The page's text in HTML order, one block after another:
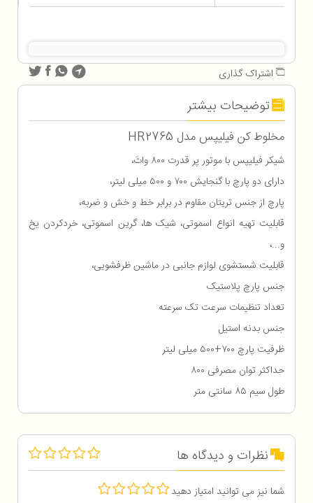
اشتراک گذاری
توضیحات بیشتر
مخلوط کن فیلیپس مدل HR2765
شیکر فیلیپس با موتور پر قدرت ۸۰۰ واتَ،
دارای دو پارچ با گنجایش ۷۰۰ و ۵۰۰ میلی لیتر،
پارچ از جنس تریتان مقاوم در برابر خط و خش و ضربه،
قابلیت تهیه انواع اسموتی، شیک ها، گرین اسموتی، خردکردن یخ
و...،
قابلیت شستشوی لوازم جانبی در ماشین ظرفشویی،
جنس پارچ پلاستیک
تعداد تنظیمات سرعت تک سرعته
جنس بدنه استیل
ظرفیت پارچ ۷۰۰+۵۰۰ میلی لیتر
حداکثر توان مصرفی ۸۰۰
طول سیم ۸۵ سانتی متر
نظرات و دیدگاه ها
شما نیز می توانید امتیاز دهید